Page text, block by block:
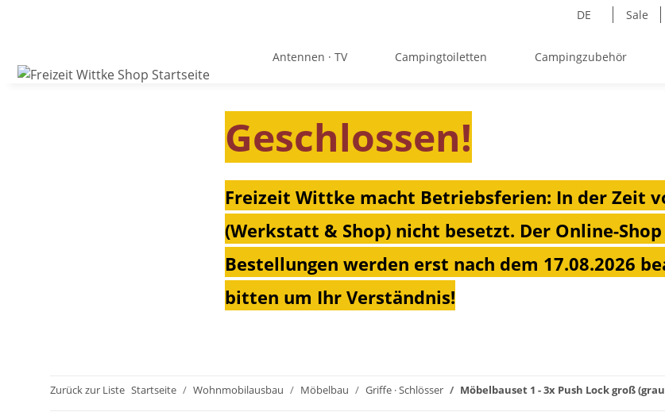
DE Sale
Antennen · TV Campingtoiletten Campingzubehör
Geschlossen!
Freizeit Wittke macht Betriebsferien: In der Zeit
(Werkstatt & Shop) nicht besetzt. Der Online-
Bestellungen werden erst nach dem 17.08.2026
bitten um Ihr Verständnis!
Zurück zur Liste Startseite Wohnmobilausbau Möbelbau Griffe · Schlösser Möbelbauset 1 - 3x Push Lock groß